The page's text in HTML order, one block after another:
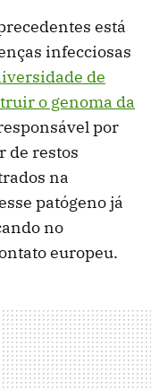
está
infecciosas
de
o genoma da
por
de restos
na
patógeno já
no
europeu.